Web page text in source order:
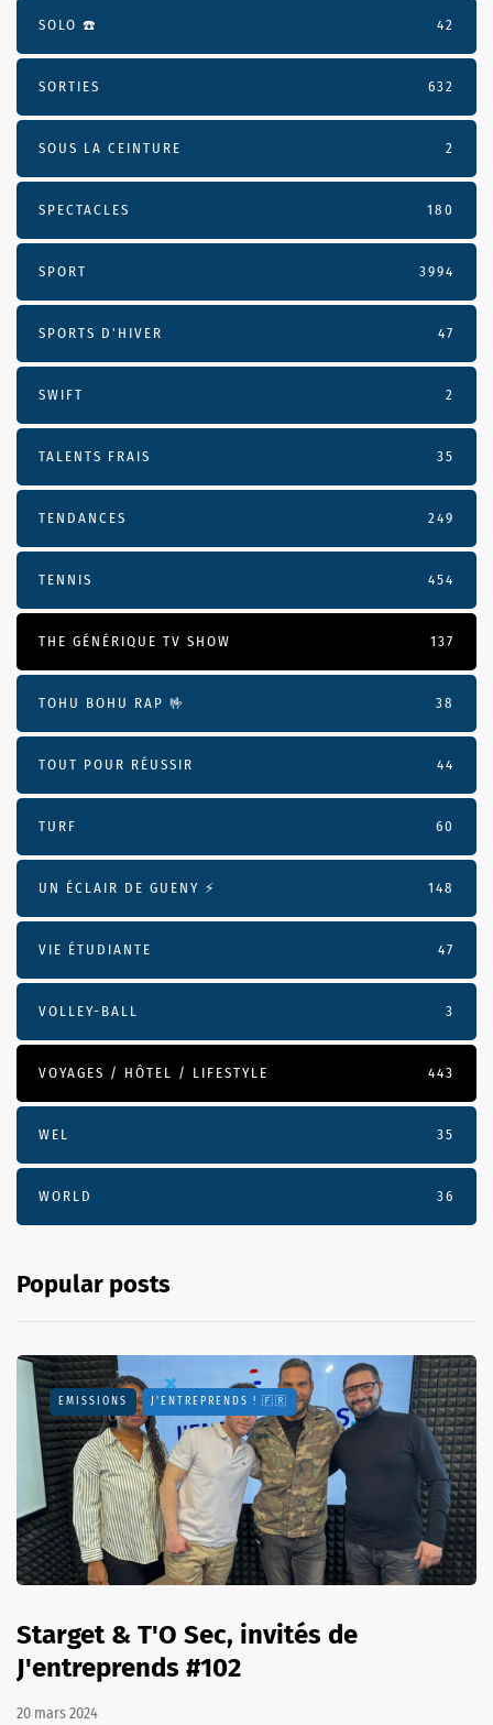
SOLO ☎️ 42
SORTIES 632
SOUS LA CEINTURE 2
SPECTACLES 180
SPORT 3994
SPORTS D'HIVER 47
SWIFT 2
TALENTS FRAIS 35
TENDANCES 249
TENNIS 454
THE GÉNÉRIQUE TV SHOW 137
TOHU BOHU RAP 🤟 38
TOUT POUR RÉUSSIR 44
TURF 60
UN ÉCLAIR DE GUENY ⚡️ 148
VIE ÉTUDIANTE 47
VOLLEY-BALL 3
VOYAGES / HÔTEL / LIFESTYLE 443
WEL 35
WORLD 36
Popular posts
EMISSIONS J'ENTREPRENDS ! 🇫🇷
Starget & T'O Sec, invités de
J'entreprends #102
20 mars 2024